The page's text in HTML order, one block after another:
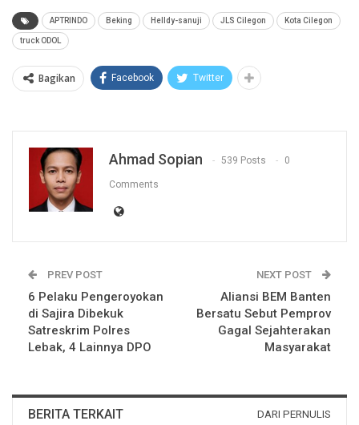
APTRINDO Beking Helldy-sanuji JLS Cilegon Kota Cilegon
truck ODOL
Bagikan Facebook Twitter
Ahmad Sopian 539 Posts 0
Comments
PREV POST
6 Pelaku Pengeroyokan
di Sajira Dibekuk
Satreskrim Polres
Lebak, 4 Lainnya DPO
NEXT POST
Aliansi BEM Banten
Bersatu Sebut Pemprov
Gagal Sejahterakan
Masyarakat
BERITA TERKAIT DARI PERNULIS